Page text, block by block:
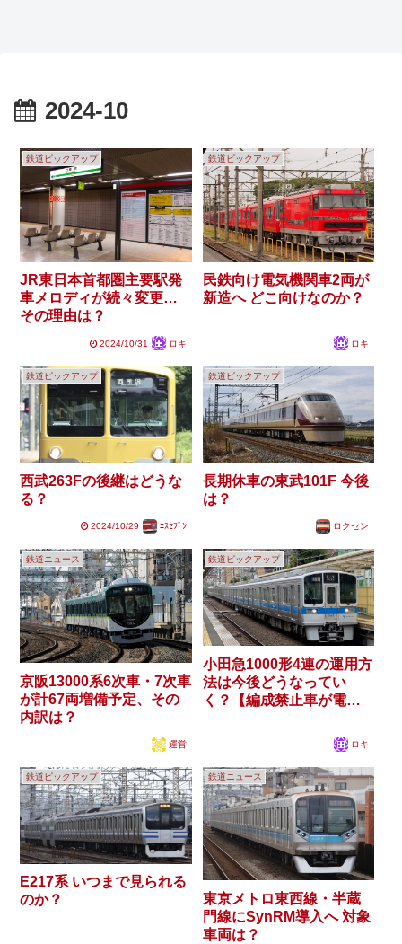
2024-10
鉄道ピックアップ
JR東日本首都圏主要駅発
車メロディが続々変更…
その理由は？
2024/10/31 ロキ
鉄道ピックアップ
民鉄向け電気機関車2両が
新造へ どこ向けなのか？
ロキ
鉄道ピックアップ
西武263Fの後継はどうな
る？
2024/10/29 ｴｽｾﾌﾞﾝ
鉄道ピックアップ
長期休車の東武101F 今後
は？
ロクセン
鉄道ニュース
京阪13000系6次車・7次車
が計67両増備予定、その
内訳は？
運営
鉄道ピックアップ
小田急1000形4連の運用方
法は今後どうなってい
く？【編成禁止車が電連
ロキ
鉄道ピックアップ
E217系 いつまで見られる
のか？
鉄道ニュース
東京メトロ東西線・半蔵
門線にSynRM導入へ 対象
車両は？